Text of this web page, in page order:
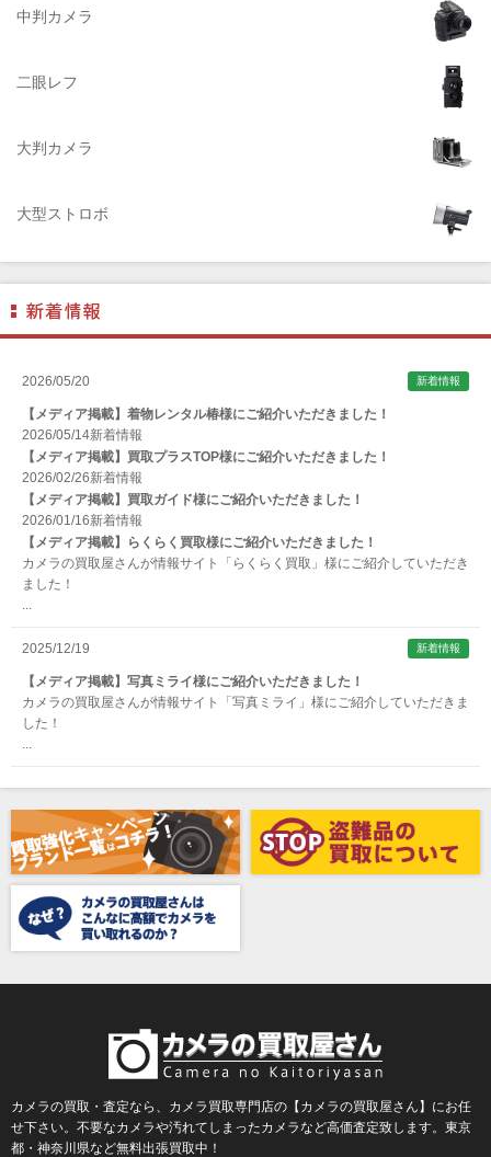
ACQUAPAZZA（アクアパッツァ）
AGFA（アグフア）
ALPA（アルパ）
ALT（アルト）
ARAX（アラクス）
Arca-Swiss（アルカスイス）
Argus （アーガス）
ARNUVO（アルヌボ）
ARTISAN&ARTIST (アルティザンアンドアーティスト)
Aska（アスカ/飛鳥）
ATOMOS（アトモス）
erg（エルグ）
AVENON（アベノン）
Awagami Factory（アワガミファクトリー）
Belkin（ベルキン）
Bencini（ベンチーニ）
BENRO（ベンロ）
BERGEON（ベルジョン）
Blackmagic Design（ブラックマジックデザイン）
BLACKRAPID （ブラックラピッド）
BLaKPIXEL（ブラックピクセル）
Bokkeh（ボケ）
中判カメラ
二眼レフ
大判カメラ
大型ストロボ
2026/05/20 新着情報
【メディア掲載】着物レンタル椿様にご紹介いただきました！
2026/05/14新着情報
【メディア掲載】買取プラスTOP様にご紹介いただきました！
2026/02/26新着情報
【メディア掲載】買取ガイド様にご紹介いただきました！
2026/01/16新着情報
【メディア掲載】らくらく買取様にご紹介いただきました！
カメラの買取屋さんが情報サイト「らくらく買取」様にご紹介していただき
ました！
2025/12/19 新着情報
【メディア掲載】写真ミライ様にご紹介いただきました！
カメラの買取屋さんが情報サイト「写真ミライ」様にご紹介していただきま
した！
カメラの買取・査定なら、カメラ買取専門店の【カメラの買取屋さん】にお任
せ下さい。不要なカメラや汚れてしまったカメラなど高価査定致します。東京
都・神奈川県など無料出張買取中！